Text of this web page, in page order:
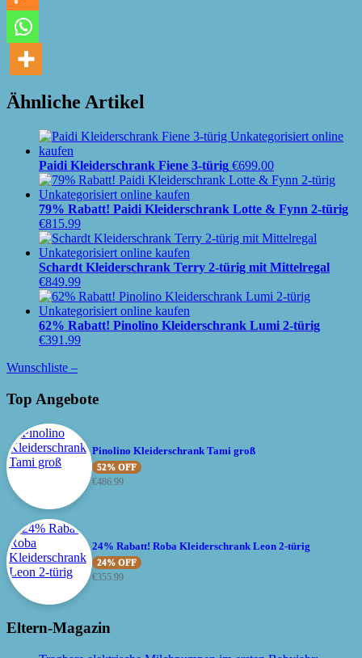
Ähnliche Artikel
Paidi Kleiderschrank Fiene 3-türig €699.00
79% Rabatt! Paidi Kleiderschrank Lotte & Fynn 2-türig
€815.99
Schardt Kleiderschrank Terry 2-türig mit Mittelregal
€849.99
62% Rabatt! Pinolino Kleiderschrank Lumi 2-türig
€391.99
Wunschliste –
Top Angebote
Pinolino Kleiderschrank Tami groß
52% OFF
€486.99
24% Rabatt! Roba Kleiderschrank Leon 2-türig
24% OFF
€355.99
Eltern-Magazin